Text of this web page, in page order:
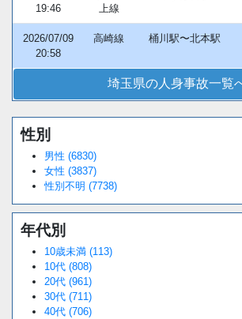
19:46
上線
2026/07/09
20:58
高崎線 桶川駅〜北本駅
埼玉県の人身事故一覧
Unmute
性別
男性 (6830)
女性 (3837)
性別不明 (7738)
年代別
10歳未満 (113)
10代 (808)
20代 (961)
30代 (711)
40代 (706)